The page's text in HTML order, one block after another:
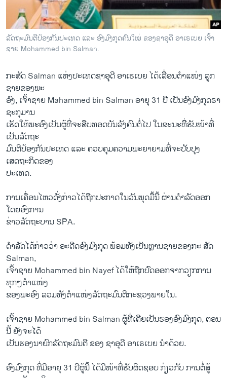
ທຸລະກິດ
ພາສາອັງກິດ
ວີດີໂອ
ລາຍງານ
ຕິດຕາມພວກເຮົາ ທີ່
ພາສາຕ່າງໆ
ລັດຖະມົນຕີປ້ອງກັນປະເທດ ແລະ ອົງມົງກຸດຄົນໃໝ່ ຂອງຊາອຸດີ ອາເຣເບຍ ເຈົ້າ
ຊາຍ Mohammed bin Salman.
ກະສັດ Salman ແຫ່ງປະເທດຊາອຸດີ ອາເຣເບຍ ໄດ້ເລື່ອນຕຳແໜ່ງ ລູກ
ຊາຍຂອງພະ
ອົງ, ເຈົ້າຊາຍ Mahammed bin Salman ອາຍຸ 31 ປີ ເປັນອົງມົງກຸດຣາ
ຊະກຸມານ
ເຮັດໃຫ້ພະອົງເປັນຜູ້ທີ່ຈະສືບທອດບັນລັງຄົນຕໍ່ໄປ ໃນຂະນະທີິ່ຮັບໜ້າທີ່
ເປັນລັດຖະ
ມົນຕີປ້ອງກັນປະເທດ ແລະ ຄວບຄຸມຄວາມພະຍາຍາມທີ່ຈະປັບປຸງ
ເສດຖະກິດຂອງ
ປະເທດ.
ການເຄື່ອນໄຫວດັ່ງກ່າວໄດ້ຖືກປະກາດໃນວັນພຸດມື້ນີ້ ຜ່ານດຳລັດອອກ
ໂດຍອົງການ
ຂ່າວລັດຖະບານ SPA.
ດຳລັດໄດ້ກ່າວວ່າ ອະດີດອົງມົງກຸດ ພ້ອມ​ທັງ​ເປັນຫຼານຊາຍຂອງກະ ສັດ
Salman, ​
ເຈົ້າຊາຍ Mohammed bin Nayef ໄດ້ໃຫ້ຖືກປົດອອກຈາກວຽກການ
ທຸກໆຕຳແໜ່ງ
ຂອງພະອົງ ລວມທັງຕຳແໜ່ງລັດຖະມົນຕີກະຊວງພາຍໃນ.
​ເຈົ້າຊາຍ Mohammed bin Salman ຜູ້ທີ່ເຄີຍເປັນຮອງອົງມົງກຸດ, ຕອນ
ນີ້ ຍັງຈະໄດ້
ເປັນຮອງນາຍົກລັດຖະມົນຕີ ຂອງ ຊາອຸດີ ອາເຣເບຍ ນຳດ້ວຍ.
ອົງມົງກຸດ ທີ່ມີອາຍຸ 31 ປີຜູ້ນີ້ ໄດ້ມີໜ້າທີ່ຮັບຜິດຊອບ ກ່ຽວກັບ ການຕໍ່ສູ້